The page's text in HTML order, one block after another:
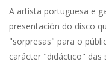
A artista portuguesa e
presentación do disco
"sorpresas" para o
carácter "didáctico" das